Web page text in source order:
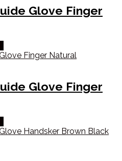
Glove Finger
Glove Finger